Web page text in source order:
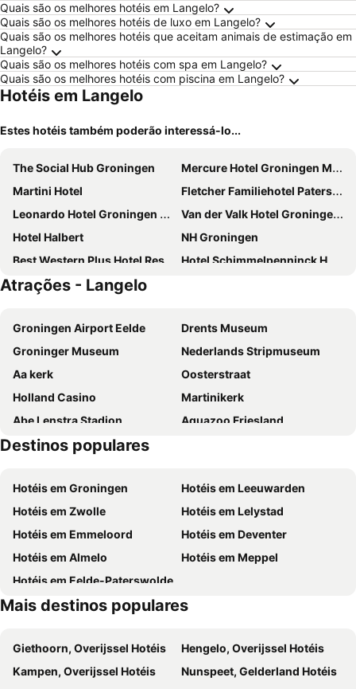
Quais são os melhores hotéis em Langelo?
Quais são os melhores hotéis de luxo em Langelo?
Quais são os melhores hotéis que aceitam animais de estimação em
Langelo?
Quais são os melhores hotéis com spa em Langelo?
Quais são os melhores hotéis com piscina em Langelo?
Hotéis em Langelo
Estes hotéis também poderão interessá-lo...
The Social Hub Groningen
Mercure Hotel Groningen Martiniplaza
Martini Hotel
Fletcher Familiehotel Paterswolde
Leonardo Hotel Groningen Stadspark
Van der Valk Hotel Groningen-Hoogkerk
Hotel Halbert
NH Groningen
Best Western Plus Hotel Restaurant Aduard
Hotel Schimmelpenninck Huys
Leonardo Hotel Groningen City Center
Van der Valk Hotel Groningen-Westerbroek
Hotel Onder De Linden
Fletcher Hotel-Restaurant Langewold
Flonk Hotel Groningen Zuid
Flonk Hotel Groningen Centre, BW Signature Collection
Hotel Norg
Brinkhotel
Van der Valk Hotel Assen
Vakantiepark Witterzomer
City Hotel de Jonge
Hotel De Bonte Wever Assen
Hotel Corps de Garde
LABnul50 self check-in hotel Groningen
Atrações - Langelo
Groningen Airport Eelde
Drents Museum
Groninger Museum
Nederlands Stripmuseum
Aa kerk
Oosterstraat
Holland Casino
Martinikerk
Abe Lenstra Stadion
Aquazoo Friesland
Schiermonnikoog beach
Destinos populares
Hotéis em Groningen
Hotéis em Leeuwarden
Hotéis em Zwolle
Hotéis em Lelystad
Hotéis em Emmeloord
Hotéis em Deventer
Hotéis em Almelo
Hotéis em Meppel
Hotéis em Eelde-Paterswolde
Mais destinos populares
Giethoorn, Overijssel Hotéis
Hengelo, Overijssel Hotéis
Kampen, Overijssel Hotéis
Nunspeet, Gelderland Hotéis